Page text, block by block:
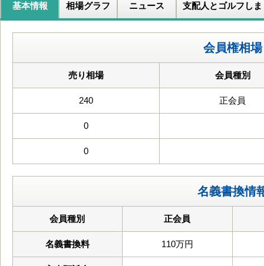
基本情報 相場グラフ ニュース 支配人とゴルフしま
会員権相場
売り相場 会員種別
240 正会員
0
0
名義書換情
会員種別 正会員
名義書換料 110万円